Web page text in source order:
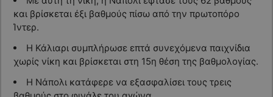
και βρίσκεται έξι βαθμούς πίσω από την πρωτοπόρο
Ίντερ.
Η Κάλιαρι συμπλήρωσε επτά συνεχόμενα παιχνίδια
χωρίς νίκη και βρίσκεται στη 15η θέση της βαθμολογίας.
Η Νάπολι κατάφερε να εξασφαλίσει τους τρεις